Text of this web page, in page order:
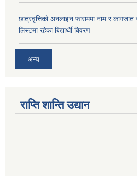
छात्रवृत्तिको अनलाइन फाराममा नाम र
लिस्टमा रहेका बिद्यार्थी बिवरण
अन्य
राप्ति शान्ति उद्यान